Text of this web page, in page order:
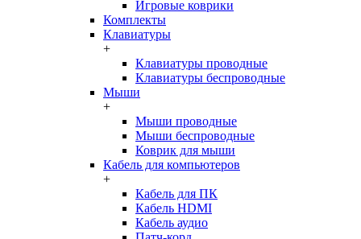
Игровые коврики
Комплекты
Клавиатуры
+
Клавиатуры проводные
Клавиатуры беспроводные
Мыши
+
Мыши проводные
Мыши беспроводные
Коврик для мыши
Кабель для компьютеров
+
Кабель для ПК
Кабель HDMI
Кабель аудио